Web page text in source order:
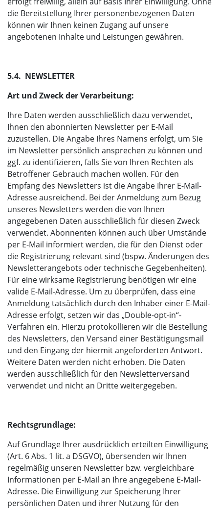
die Bereitstellung Ihrer personenbezogenen Daten
können wir Ihnen keinen Zugang auf unsere
angebotenen Inhalte und Leistungen gewähren.
5.4. NEWSLETTER
Art und Zweck der Verarbeitung:
Ihre Daten werden ausschließlich dazu verwendet,
Ihnen den abonnierten Newsletter per E-Mail
zuzustellen. Die Angabe Ihres Namens erfolgt, um Sie
im Newsletter persönlich ansprechen zu können und
ggf. zu identifizieren, falls Sie von Ihren Rechten als
Betroffener Gebrauch machen wollen. Für den
Empfang des Newsletters ist die Angabe Ihrer E-Mail-
Adresse ausreichend. Bei der Anmeldung zum Bezug
unseres Newsletters werden die von Ihnen
angegebenen Daten ausschließlich für diesen Zweck
verwendet. Abonnenten können auch über Umstände
per E-Mail informiert werden, die für den Dienst oder
die Registrierung relevant sind (bspw. Änderungen des
Newsletterangebots oder technische Gegebenheiten).
Für eine wirksame Registrierung benötigen wir eine
valide E-Mail-Adresse. Um zu überprüfen, dass eine
Anmeldung tatsächlich durch den Inhaber einer E-Mail-
Adresse erfolgt, setzen wir das „Double-opt-in“-
Verfahren ein. Hierzu protokollieren wir die Bestellung
des Newsletters, den Versand einer Bestätigungsmail
und den Eingang der hiermit angeforderten Antwort.
Weitere Daten werden nicht erhoben. Die Daten
werden ausschließlich für den Newsletterversand
verwendet und nicht an Dritte weitergegeben.
Rechtsgrundlage:
Auf Grundlage Ihrer ausdrücklich erteilten Einwilligung
(Art. 6 Abs. 1 lit. a DSGVO), übersenden wir Ihnen
regelmäßig unseren Newsletter bzw. vergleichbare
Informationen per E-Mail an Ihre angegebene E-Mail-
Adresse. Die Einwilligung zur Speicherung Ihrer
persönlichen Daten und ihrer Nutzung für den